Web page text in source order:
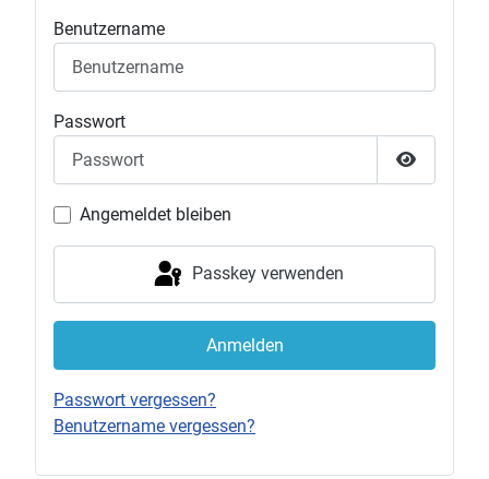
Benutzername
Passwort
Passwort
Angemeldet bleiben
Passkey verwenden
Anmelden
Passwort vergessen?
Benutzername vergessen?